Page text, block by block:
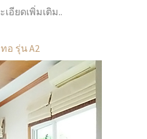
อียดเพิ่มเติม..
อ รุ่น A2